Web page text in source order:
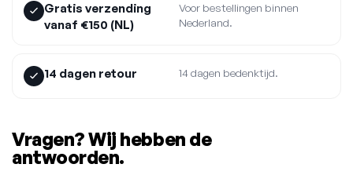
Gratis verzending
vanaf €150 (NL)
Voor bestellingen binnen
Nederland.
14 dagen retour 14 dagen bedenktijd.
Vragen? Wij hebben de
antwoorden.